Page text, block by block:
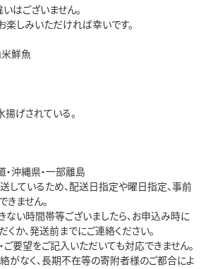
はございません。
しみいただければ幸いです。
鮮魚
げされている。
沖縄県・一部離島
ているため、配送日指定や曜日指定、事前
ません。
い時間帯等ございましたら、お申込み時に
くか、発送前までにご連絡ください。
要望をご記入いただいても対応できません。
なく、長期不在等の寄附者様のご都合によ